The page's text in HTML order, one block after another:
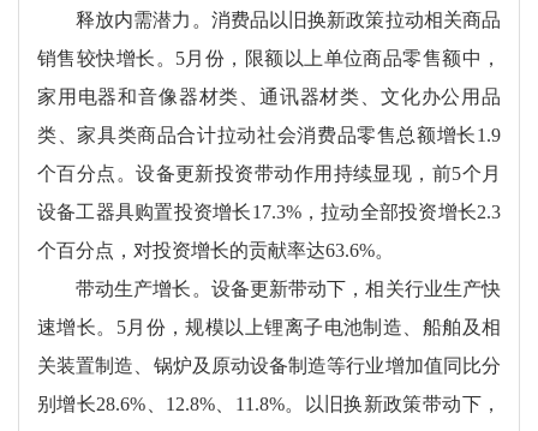
释放内需潜力。消费品以旧换新政策拉动相关商品
销售较快增长。5月份，限额以上单位商品零售额中，
家用电器和音像器材类、通讯器材类、文化办公用品
类、家具类商品合计拉动社会消费品零售总额增长1.9
个百分点。设备更新投资带动作用持续显现，前5个月
设备工器具购置投资增长17.3%，拉动全部投资增长2.3
个百分点，对投资增长的贡献率达63.6%。
带动生产增长。设备更新带动下，相关行业生产快
速增长。5月份，规模以上锂离子电池制造、船舶及相
关装置制造、锅炉及原动设备制造等行业增加值同比分
别增长28.6%、12.8%、11.8%。以旧换新政策带动下，